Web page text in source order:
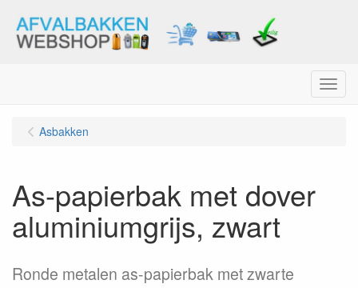
Menu
Asbakken
As-papierbak met dover
aluminiumgrijs, zwart
Ronde metalen as-papierbak met zwarte